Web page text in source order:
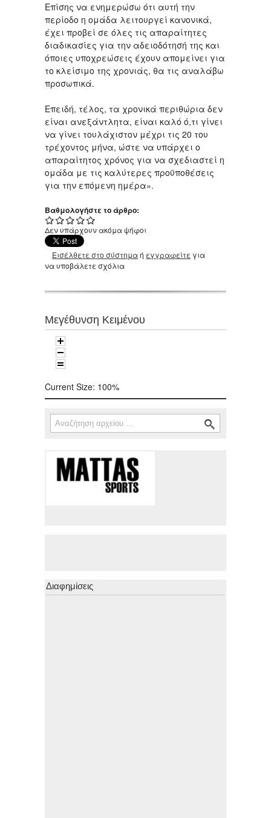
Επίσης να ενημερώσω ότι αυτή την
περίοδο η ομάδα λειτουργεί κανονικά,
έχει προβεί σε όλες τις απαραίτητες
διαδικασίες για την αδειοδότησή της και
όποιες υποχρεώσεις έχουν απομείνει για
το κλείσιμο της χρονιάς, θα τις αναλάβω
προσωπικά.
Επειδή, τέλος, τα χρονικά περιθώρια δεν
είναι ανεξάντλητα, είναι καλό ό,τι γίνει
να γίνει τουλάχιστον μέχρι τις 20 του
τρέχοντος μήνα, ώστε να υπάρχει ο
απαραίτητος χρόνος για να σχεδιαστεί η
ομάδα με τις καλύτερες προϋποθέσεις
για την επόμενη ημέρα».
Βαθμολογήστε το άρθρο:
Δεν υπάρχουν ακόμα ψήφοι
Εισέλθετε στο σύστημαή εγγραφείτε για
να υποβάλετε σχόλια
Μεγέθυνση Κειμένου
Current Size: 100%
Φόρμα αναζήτησης
Αναζήτηση
Διαφημίσεις